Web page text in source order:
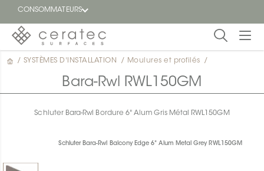
CONSOMMATEURS
En
vedette
un
/ SYSTÈMES D'INSTALLATION / Moulures et profilés /
Bara-Rwl RWL150GM
Schluter Bara-Rwl Bordure 6" Alum Gris Métal RWL150GM
Schluter Bara-Rwl Balcony Edge 6" Alum Metal Grey RWL150GM